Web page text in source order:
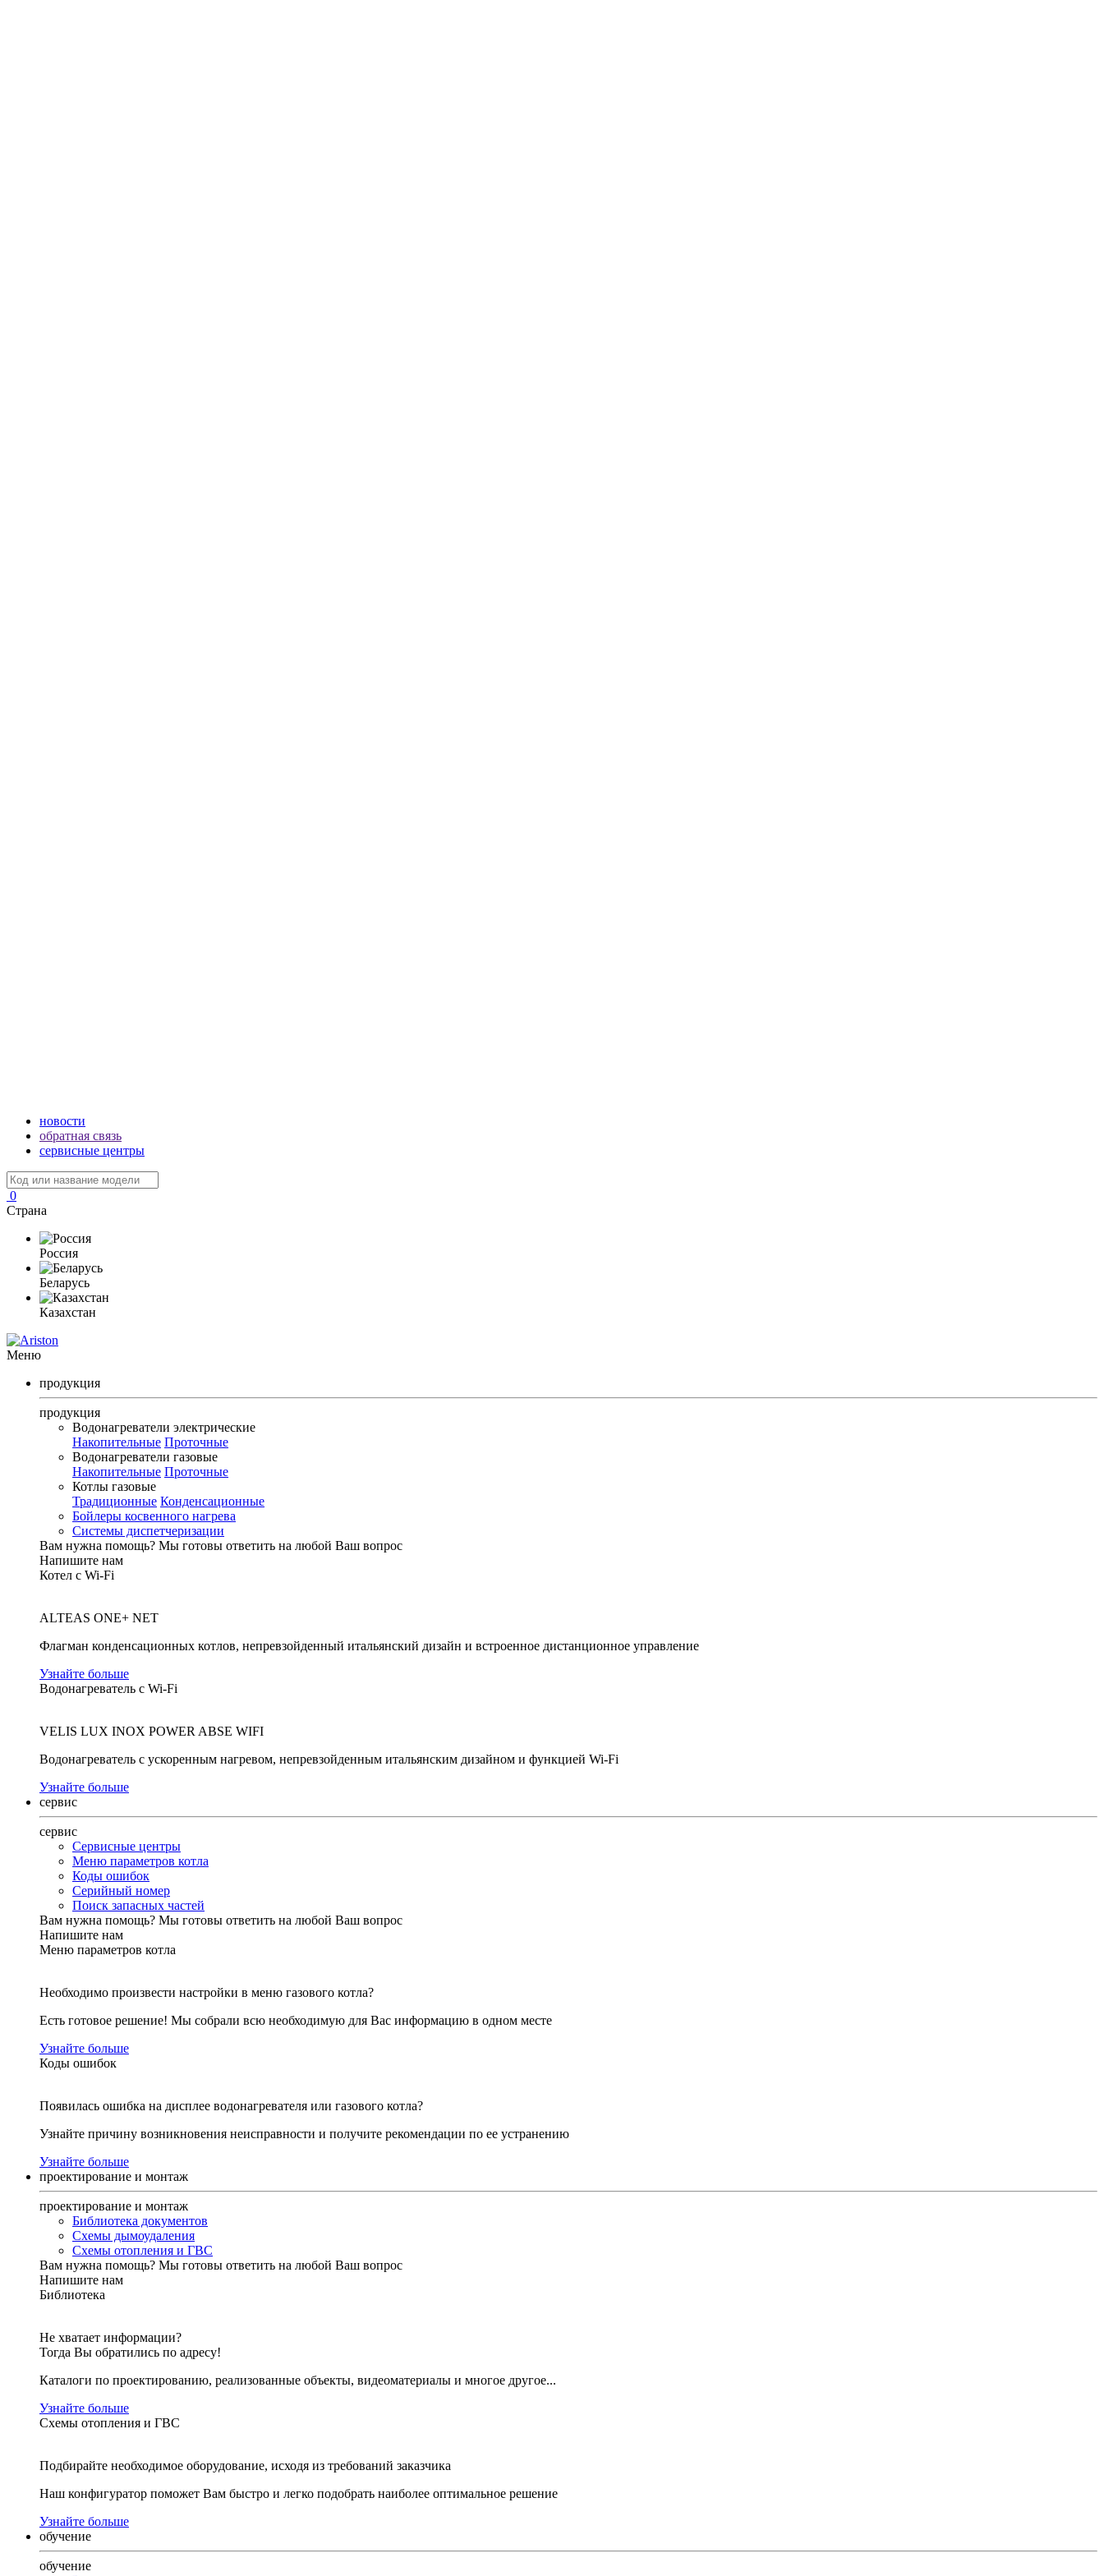
новости
обратная связь
сервисные центры
0
Страна
Россия
Беларусь
Казахстан
Меню
продукция
продукция
Водонагреватели электрические
Накопительные Проточные
Водонагреватели газовые
Накопительные Проточные
Котлы газовые
Традиционные Конденсационные
Бойлеры косвенного нагрева
Системы диспетчеризации
Вам нужна помощь? Мы готовы ответить на любой Ваш вопрос
Напишите нам
Котел с Wi-Fi
ALTEAS ONE+ NET
Флагман конденсационных котлов, непревзойденный итальянский дизайн и встроенное дистанционное управление
Узнайте больше
Водонагреватель с Wi-Fi
VELIS LUX INOX POWER ABSE WIFI
Водонагреватель с ускоренным нагревом, непревзойденным итальянским дизайном и функцией Wi-Fi
Узнайте больше
сервис
сервис
Сервисные центры
Меню параметров котла
Коды ошибок
Серийный номер
Поиск запасных частей
Вам нужна помощь? Мы готовы ответить на любой Ваш вопрос
Напишите нам
Меню параметров котла
Необходимо произвести настройки в меню газового котла?
Есть готовое решение! Мы собрали всю необходимую для Вас информацию в одном месте
Узнайте больше
Коды ошибок
Появилась ошибка на дисплее водонагревателя или газового котла?
Узнайте причину возникновения неисправности и получите рекомендации по ее устранению
Узнайте больше
проектирование и монтаж
проектирование и монтаж
Библиотека документов
Схемы дымоудаления
Схемы отопления и ГВС
Вам нужна помощь? Мы готовы ответить на любой Ваш вопрос
Напишите нам
Библиотека
Не хватает информации?
Тогда Вы обратились по адресу!
Каталоги по проектированию, реализованные объекты, видеоматериалы и многое другое...
Узнайте больше
Схемы отопления и ГВС
Подбирайте необходимое оборудование, исходя из требований заказчика
Наш конфигуратор поможет Вам быстро и легко подобрать наиболее оптимальное решение
Узнайте больше
обучение
обучение